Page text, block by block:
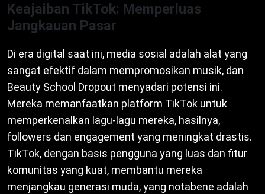
Keajaiban TikTok: Memperluas
Jangkauan Pasar
Di era digital saat ini, media sosial adalah alat yang
sangat efektif dalam mempromosikan musik, dan
Beauty School Dropout menyadari potensi ini.
Mereka memanfaatkan platform TikTok untuk
memperkenalkan lagu-lagu mereka, hasilnya,
followers dan engagement yang meningkat drastis.
TikTok, dengan basis pengguna yang luas dan fitur
komunitas yang kuat, membantu mereka
menjangkau generasi muda, yang notabene adalah